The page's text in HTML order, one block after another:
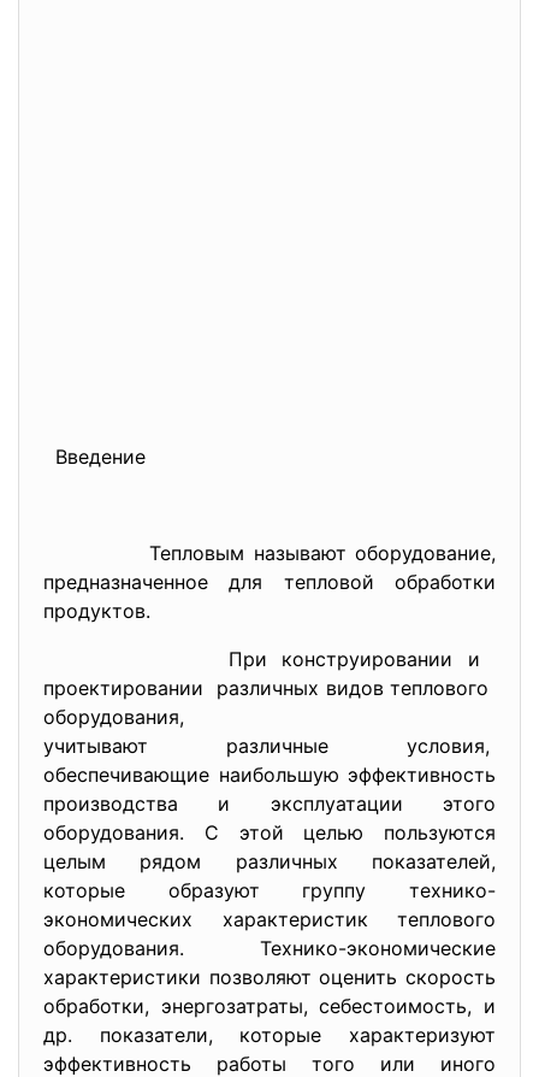
Введение
Тепловым называют оборудование,
предназначенное для тепловой обработки
продуктов.
При конструировании и
проектировании различных видов теплового
оборудования,
учитывают различные условия,
обеспечивающие наибольшую эффективность
производства и эксплуатации этого
оборудования. С этой целью пользуются
целым рядом различных показателей,
которые образуют группу технико-
экономических характеристик теплового
оборудования. Технико-экономические
характеристики позволяют оценить скорость
обработки, энергозатраты, себестоимость, и
др. показатели, которые характеризуют
эффективность работы того или иного